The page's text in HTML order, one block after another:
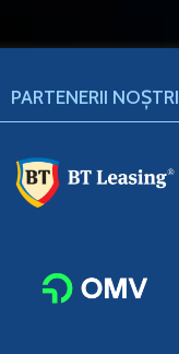
PARTENERII NOȘTRI